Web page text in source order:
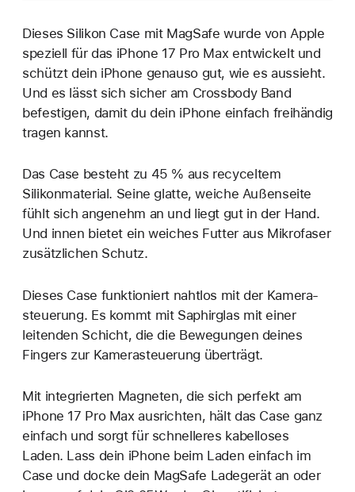
Dieses Silikon Case mit MagSafe wurde von Apple
speziell für das iPhone 17 Pro Max entwickelt und
schützt dein iPhone genauso gut, wie es aussieht.
Und es lässt sich sicher am Crossbody Band
befestigen, damit du dein iPhone einfach freihändig
tragen kannst.
Das Case besteht zu 45 % aus recyceltem
Silikonmaterial. Seine glatte, weiche Außenseite
fühlt sich angenehm an und liegt gut in der Hand.
Und innen bietet ein weiches Futter aus Mikro­faser
zusätzlichen Schutz.
Dieses Case funktioniert nahtlos mit der Kamera­
steuerung. Es kommt mit Saphirglas mit einer
leitenden Schicht, die die Bewegungen deines
Fingers zur Kamerasteuerung überträgt.
Mit integrierten Magneten, die sich perfekt am
iPhone 17 Pro Max ausrichten, hält das Case ganz
einfach und sorgt für schnelleres kabelloses
Laden. Lass dein iPhone beim Laden einfach im
Case und docke dein MagSafe Ladegerät an oder